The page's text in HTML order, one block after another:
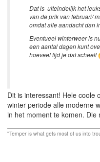
Dat is uiteindelijk het
van de prik van februari/
omdat alle aandacht dan
Eventueel winterweer is
een aantal dagen kunt
hoeveel tijd je dat scheelt
Dit is interessant! Hele coole
winter periode alle moderne
in het moment te komen. Die
''Temper is what gets most of us into